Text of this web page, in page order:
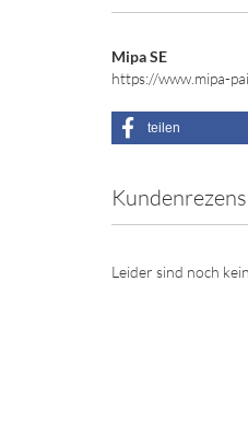
Mipa SE
https://www.mipa-
teilen
Leider sind noch